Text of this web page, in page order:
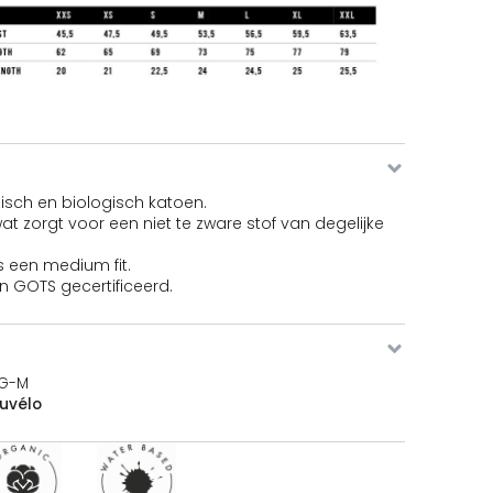
en biologisch katoen.
zorgt voor een niet te zware stof van degelijke
een medium fit.
GOTS gecertificeerd.
M
T-shirt aantal
T-shirt aantal